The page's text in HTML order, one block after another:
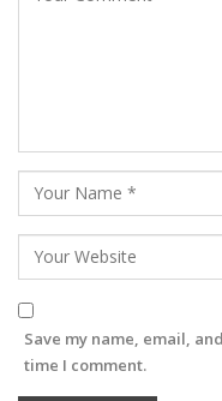
Save my name, email,
time I comment.